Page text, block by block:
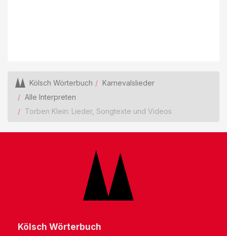
Kölsch Wörterbuch
Karnevalslieder
Alle Interpreten
Torben Klein: Lieder, Songtexte und Videos
Kölsch Wörterbuch